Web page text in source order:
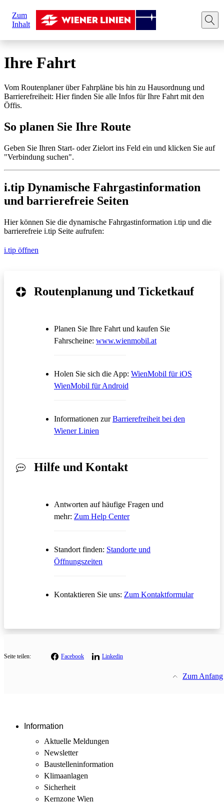
Zum
Inhalt
sind
hier:
Startseite Ihre Fahrt Route planen
Ihre Fahrt
Vom Routenplaner über Fahrpläne bis hin zu Hausordnung und
Barrierefreiheit: Hier finden Sie alle Infos für Ihre Fahrt mit den
Öffis.
So planen Sie Ihre Route
Geben Sie Ihren Start- oder Zielort ins Feld ein und klicken Sie auf
"Verbindung suchen".
i.tip Dynamische Fahrgastinformation
und barrierefreie Seiten
Hier können Sie die dynamische Fahrgastinformation i.tip und die
barrierefreie i.tip Seite aufrufen:
i.tip öffnen
Routenplanung und Ticketkauf
Planen Sie Ihre Fahrt und kaufen Sie
Fahrscheine: www.wienmobil.atÖffnet in einem
Holen Sie sich die App: WienMobil für iOS
WienMobil für Android
Informationen zurBarrierefreiheit bei den
Wiener Linien
Hilfe und Kontakt
Antworten auf häufige Fragen und
mehr: Zum Help CenterÖffnet in einem neuen Tab
Standort finden: Standorte und
Öffnungszeiten
Kontaktieren Sie uns: Zum KontaktformularÖffnet in
Seite teilen: Facebook Linkedin
Zum Anfang
Information
Aktuelle Meldungen
Newsletter
Baustellen­information
Klimaanlagen
Sicherheit
Kernzone Wien